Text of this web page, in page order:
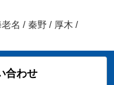
名 / 秦野 / 厚木 /
合わせ